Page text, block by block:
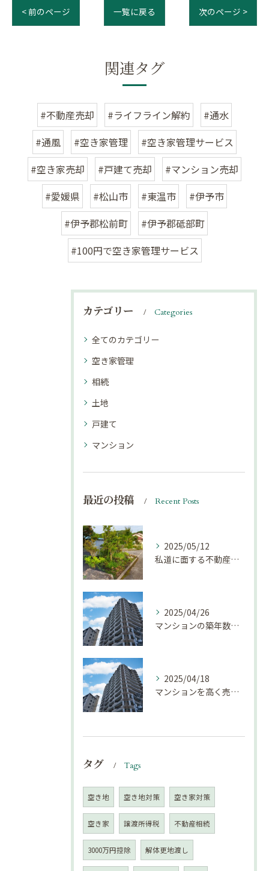
< 前のページ 一覧に戻る 次のページ >
関連タグ
#不動産売却 #ライフライン解約
#通水
#通風
#空き家管理
#空き家管理サービス
#空き家売却
#戸建て売却
#マンション売却
#愛媛県
#松山市 #東温市
#伊予市
#伊予郡松前町
#伊予郡砥部町
#100円で空き家管理サービス
カテゴリー Categories
全てのカテゴリー
空き家管理
相続
土地
戸建て
マンション
最近の投稿 Recent Posts
2025/05/12
私道に面する不動産は売却しにくい？｜不動産売却豆知識（第69回）
2025/04/26
マンションの築年数による資産価値の変化とは｜不動産売却豆知識（第68回）
2025/04/18
マンションを高く売却するための注意点！
タグ Tags
空き地 空き地対策 空き家対策
空き家 譲渡所得税 不動産相続
3000万円控除 解体更地渡し